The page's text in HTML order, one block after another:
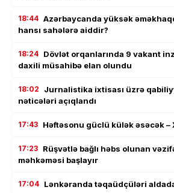
18:44 Azərbaycanda yüksək
hansı sahələrə aiddir?
18:24 Dövlət orqanlarında 9 vakant
daxili müsahibə elan olundu
18:02
Jurnalistika ixtisası üzrə
nəticələri açıqlandı
17:43 Həftəsonu güclü külək əsəcək –
17:23 Rüşvətlə bağlı həbs olunan
məhkəməsi başlayır
17:04 Lənkəranda təqaüdçüləri